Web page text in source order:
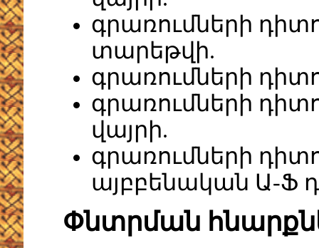
գրառումների
տարեթվի.
գրառումների
գրառումների
վայրի.
գրառումների
այբբենական Ա-Ֆ
Փնտրման